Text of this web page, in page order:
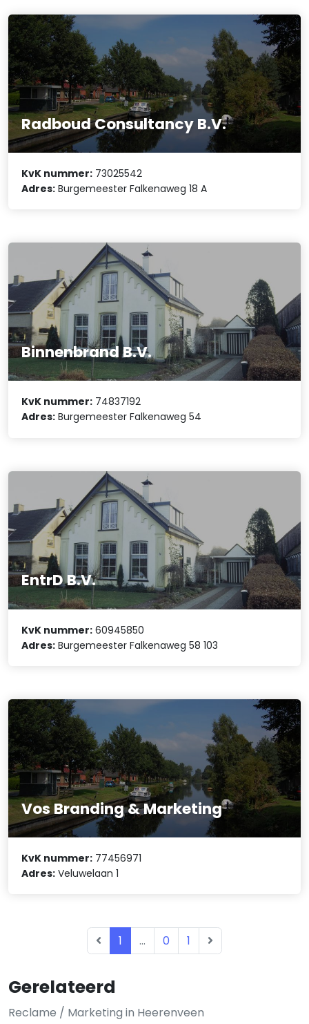
Gerelateerd
Reclame / Marketing in Heerenveen
Radboud Consultancy B.V.
KvK nummer: 73025542
Adres: Burgemeester Falkenaweg 18 A
Binnenbrand B.V.
KvK nummer: 74837192
Adres: Burgemeester Falkenaweg 54
EntrD B.V.
KvK nummer: 60945850
Adres: Burgemeester Falkenaweg 58 103
Vos Branding & Marketing
KvK nummer: 77456971
Adres: Veluwelaan 1
1 ... 0 1